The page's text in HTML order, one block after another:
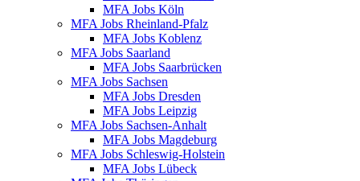
MFA Jobs Köln
MFA Jobs Rheinland-Pfalz
MFA Jobs Koblenz
MFA Jobs Saarland
MFA Jobs Saarbrücken
MFA Jobs Sachsen
MFA Jobs Dresden
MFA Jobs Leipzig
MFA Jobs Sachsen-Anhalt
MFA Jobs Magdeburg
MFA Jobs Schleswig-Holstein
MFA Jobs Lübeck